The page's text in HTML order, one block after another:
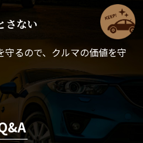
さない
守るので、クルマの価値を守